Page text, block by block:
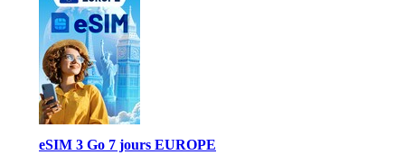
eSIM 3 Go 7 jours EUROPE